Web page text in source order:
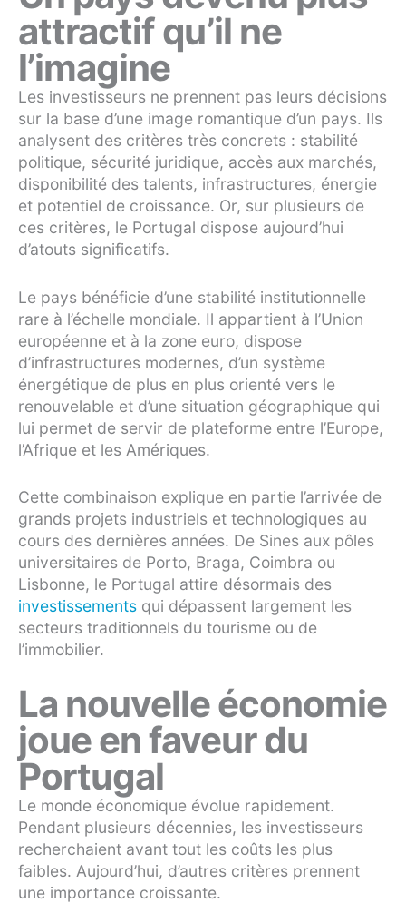
attractif qu’il ne
l’imagine
Les investisseurs ne prennent pas leurs décisions
sur la base d’une image romantique d’un pays. Ils
analysent des critères très concrets : stabilité
politique, sécurité juridique, accès aux marchés,
disponibilité des talents, infrastructures, énergie
et potentiel de croissance. Or, sur plusieurs de
ces critères, le Portugal dispose aujourd’hui
d’atouts significatifs.
Le pays bénéficie d’une stabilité institutionnelle
rare à l’échelle mondiale. Il appartient à l’Union
européenne et à la zone euro, dispose
d’infrastructures modernes, d’un système
énergétique de plus en plus orienté vers le
renouvelable et d’une situation géographique qui
lui permet de servir de plateforme entre l’Europe,
l’Afrique et les Amériques.
Cette combinaison explique en partie l’arrivée de
grands projets industriels et technologiques au
cours des dernières années. De Sines aux pôles
universitaires de Porto, Braga, Coimbra ou
Lisbonne, le Portugal attire désormais des
investissements qui dépassent largement les
secteurs traditionnels du tourisme ou de
l’immobilier.
La nouvelle économie
joue en faveur du
Portugal
Le monde économique évolue rapidement.
Pendant plusieurs décennies, les investisseurs
recherchaient avant tout les coûts les plus
faibles. Aujourd’hui, d’autres critères prennent
une importance croissante.